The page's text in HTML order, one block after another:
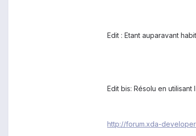
Edit : Etant auparavant
Edit bis: Résolu en
http://forum.xda-